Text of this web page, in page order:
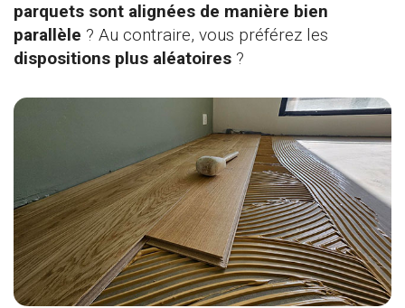
parquets sont alignées de manière bien
parallèle ? Au contraire, vous préférez les
dispositions plus aléatoires ?